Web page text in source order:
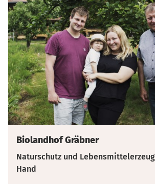
Biolandhof Gräbner
Naturschutz und
Hand